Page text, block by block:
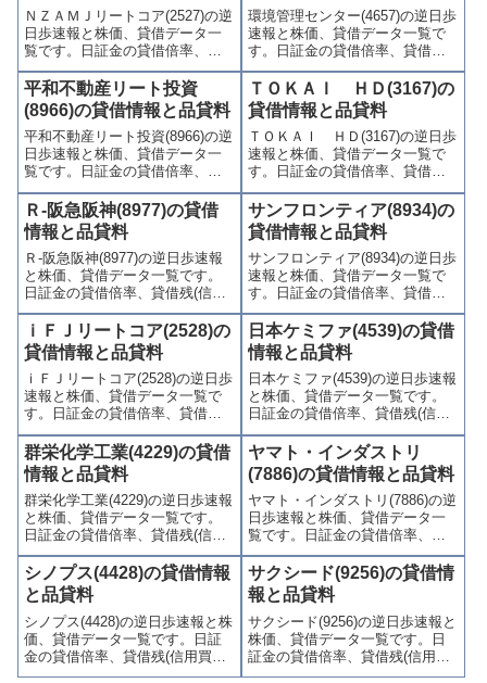
ＮＺＡＭＪリートコア(2527)の逆
日歩速報と株価、貸借データ一
覧です。日証金の貸借倍率、貸
借残(信用買残、信用売残)、品貸
料(逆日歩)、東証の週末残高、規
制(注意喚起・申込停止)など、空
売り関連情報を集計し、図解で
わかりやすくまとめて掲載して
います。
環境管理センター(4657)の逆日歩
速報と株価、貸借データ一覧で
す。日証金の貸借倍率、貸借残
(信用買残、信用売残)、品貸料
(逆日歩)、東証の週末残高、規制
(注意喚起・申込停止)など、空売
り関連情報を集計し、図解でわ
かりやすくまとめて掲載してい
ます。
平和不動産リート投資
(8966)の貸借情報と品貸料
平和不動産リート投資(8966)の逆
日歩速報と株価、貸借データ一
覧です。日証金の貸借倍率、貸
借残(信用買残、信用売残)、品貸
料(逆日歩)、東証の週末残高、規
制(注意喚起・申込停止)など、空
売り関連情報を集計し、図解で
わかりやすくまとめて掲載して
います。
ＴＯＫＡＩ ＨＤ(3167)の
貸借情報と品貸料
ＴＯＫＡＩ ＨＤ(3167)の逆日歩
速報と株価、貸借データ一覧で
す。日証金の貸借倍率、貸借残
(信用買残、信用売残)、品貸料
(逆日歩)、東証の週末残高、規制
(注意喚起・申込停止)など、空売
り関連情報を集計し、図解でわ
かりやすくまとめて掲載してい
ます。
Ｒ-阪急阪神(8977)の貸借
情報と品貸料
Ｒ-阪急阪神(8977)の逆日歩速報
と株価、貸借データ一覧です。
日証金の貸借倍率、貸借残(信用
買残、信用売残)、品貸料(逆日
歩)、東証の週末残高、規制(注意
喚起・申込停止)など、空売り関
連情報を集計し、図解でわかり
やすくまとめて掲載していま
す。
サンフロンティア(8934)の
貸借情報と品貸料
サンフロンティア(8934)の逆日歩
速報と株価、貸借データ一覧で
す。日証金の貸借倍率、貸借残
(信用買残、信用売残)、品貸料
(逆日歩)、東証の週末残高、規制
(注意喚起・申込停止)など、空売
り関連情報を集計し、図解でわ
かりやすくまとめて掲載してい
ます。
ｉＦＪリートコア(2528)の
貸借情報と品貸料
ｉＦＪリートコア(2528)の逆日歩
速報と株価、貸借データ一覧で
す。日証金の貸借倍率、貸借残
(信用買残、信用売残)、品貸料
(逆日歩)、東証の週末残高、規制
(注意喚起・申込停止)など、空売
り関連情報を集計し、図解でわ
かりやすくまとめて掲載してい
ます。
日本ケミファ(4539)の貸借
情報と品貸料
日本ケミファ(4539)の逆日歩速報
と株価、貸借データ一覧です。
日証金の貸借倍率、貸借残(信用
買残、信用売残)、品貸料(逆日
歩)、東証の週末残高、規制(注意
喚起・申込停止)など、空売り関
連情報を集計し、図解でわかり
やすくまとめて掲載していま
す。
群栄化学工業(4229)の貸借
情報と品貸料
群栄化学工業(4229)の逆日歩速報
と株価、貸借データ一覧です。
日証金の貸借倍率、貸借残(信用
買残、信用売残)、品貸料(逆日
歩)、東証の週末残高、規制(注意
喚起・申込停止)など、空売り関
連情報を集計し、図解でわかり
やすくまとめて掲載していま
す。
ヤマト・インダストリ
(7886)の貸借情報と品貸料
ヤマト・インダストリ(7886)の逆
日歩速報と株価、貸借データ一
覧です。日証金の貸借倍率、貸
借残(信用買残、信用売残)、品貸
料(逆日歩)、東証の週末残高、規
制(注意喚起・申込停止)など、空
売り関連情報を集計し、図解で
わかりやすくまとめて掲載して
います。
シノプス(4428)の貸借情報
と品貸料
シノプス(4428)の逆日歩速報と株
価、貸借データ一覧です。日証
金の貸借倍率、貸借残(信用買
残、信用売残)、品貸料(逆日
サクシード(9256)の貸借情
報と品貸料
サクシード(9256)の逆日歩速報と
株価、貸借データ一覧です。日
証金の貸借倍率、貸借残(信用買
残、信用売残)、品貸料(逆日